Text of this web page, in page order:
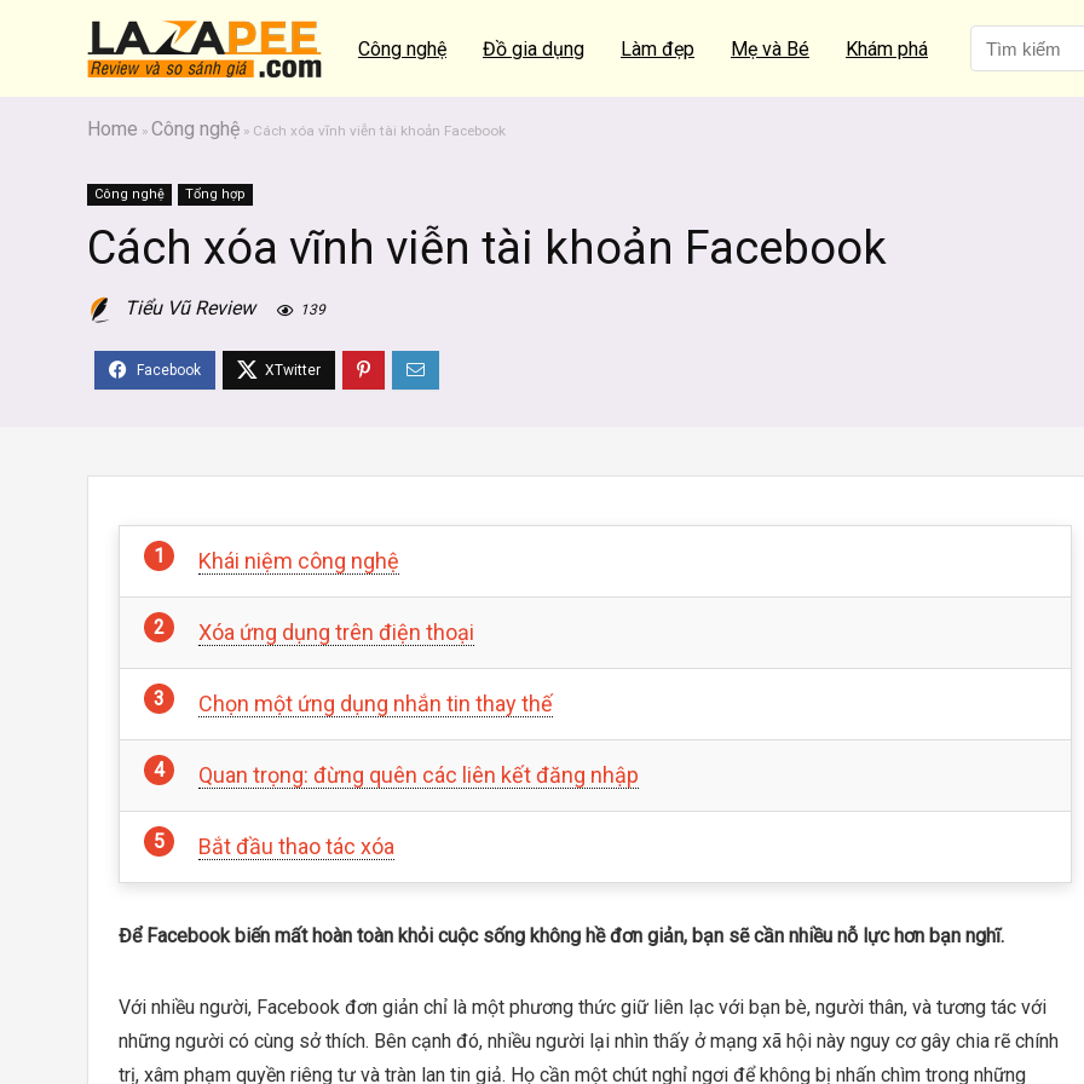
Công nghệ Đồ gia dụng Làm đẹp Mẹ và Bé Khám phá
Home » Công nghệ » Cách xóa vĩnh viễn tài khoản Facebook
Công nghệ Tổng hợp
Cách xóa vĩnh viễn tài khoản Facebook
Tiểu Vũ Review 139
Khái niệm công nghệ
Xóa ứng dụng trên điện thoại
Chọn một ứng dụng nhắn tin thay thế
Quan trọng: đừng quên các liên kết đăng nhập
Bắt đầu thao tác xóa
Để Facebook biến mất hoàn toàn khỏi cuộc sống không hề đơn giản, bạn sẽ cần nhiều nỗ lực hơn bạn nghĩ.
Với nhiều người, Facebook đơn giản chỉ là một phương thức giữ liên lạc với bạn bè, người thân, và tương tác với
những người có cùng sở thích. Bên cạnh đó, nhiều người lại nhìn thấy ở mạng xã hội này nguy cơ gây chia rẽ chính
trị, xâm phạm quyền riêng tư và tràn lan tin giả. Họ cần một chút nghỉ ngơi để không bị nhấn chìm trong những